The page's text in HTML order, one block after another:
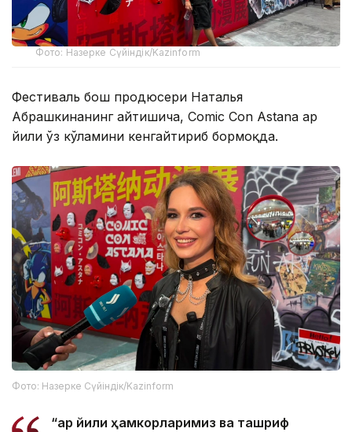
Фото: Назерке Сүйіндік/Kazinform
Фестиваль бош продюсери Наталья
Абрашкинанинг айтишича, Comic Con Astana ҳар
йили ўз кўламини кенгайтириб бормоқда.
Фото: Назерке Сүйіндік/Kazinform
“Ҳар йили ҳамкорларимиз ва ташриф